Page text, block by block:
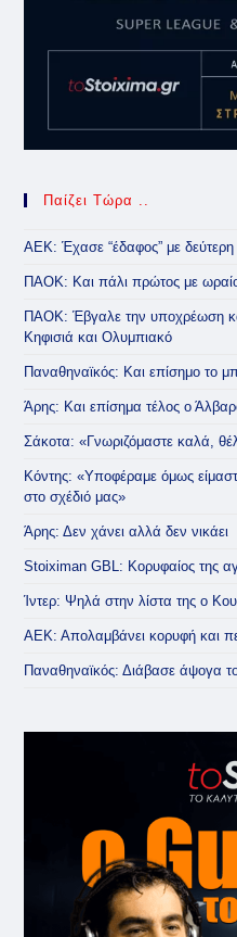
Παίζει Τώρα ..
ΑΕΚ: Έχασε “έδαφος” με δεύτερη
ΠΑΟΚ: Και πάλι πρώτος με
ΠΑΟΚ: Έβγαλε την υποχρέωση
Κηφισιά και Ολυμπιακό
Παναθηναϊκός: Και επίσημο το
Άρης: Και επίσημα τέλος ο
Σάκοτα: «Γνωριζόμαστε καλά,
Κόντης: «Υποφέραμε όμως
στο σχέδιό μας»
Άρης: Δεν χάνει αλλά δεν νικάει
Stoiximan GBL: Κορυφαίος της
Ίντερ: Ψηλά στην λίστα της ο
ΑΕΚ: Απολαμβάνει κορυφή και
Παναθηναϊκός: Διάβασε άψογα